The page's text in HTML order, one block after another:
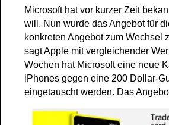
Microsoft hat vor kurzer Zeit
will. Nun wurde das Angebot für
konkreten Angebot zum Wechsel
sagt Apple mit vergleichender
Wochen hat Microsoft eine neue
iPhones gegen eine 200 Dollar-
eingetauscht werden. Das